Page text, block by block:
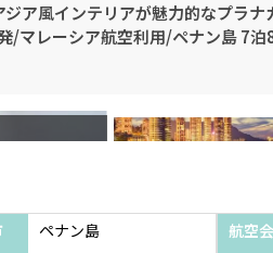
ア風インテリアが魅力的なプラナ
/マレーシア航空利用/ペナン島 7泊
ペナン島 航空